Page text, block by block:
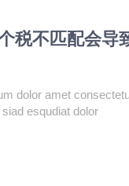
税不匹配会导
dolor amet
esqudiat dolor